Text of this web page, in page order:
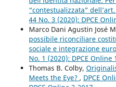
“contestualizzata” dell’art.
44 No. 3 (2020): DPCE
Marco Dani Agustin José
possibile riconciliare
sociale e integrazione
No. 1 (2020): DPCE Online
Thomas B. Colby,
Meets the Eye? , DPCE